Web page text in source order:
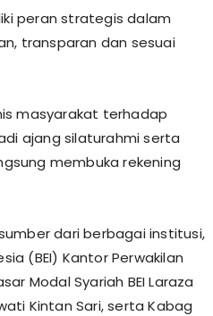
peran strategis dalam
transparan dan sesuai
masyarakat terhadap
ajang silaturahmi serta
membuka rekening
dari berbagai institusi,
(BEI) Kantor Perwakilan
Modal Syariah BEI Laraza
Kintan Sari, serta Kabag